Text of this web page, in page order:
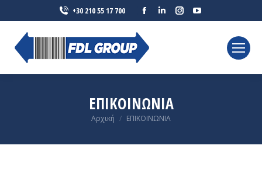
+30 210 55 17 700
Facebook
new
Linkedin
new
Instagram
newnew
ΕΠΙΚΟΙΝΩΝΙΑ
You are here:
Αρχική ΕΠΙΚΟΙΝΩΝΙΑ